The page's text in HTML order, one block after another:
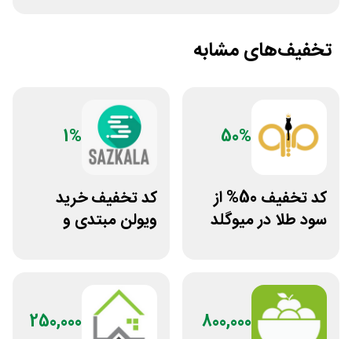
تخفیف‌های مشابه
50%
کد تخفیف 50% از
سود طلا در میوگلد
1%
کد تخفیف خرید
ویولن مبتدی و
800,000
250,000